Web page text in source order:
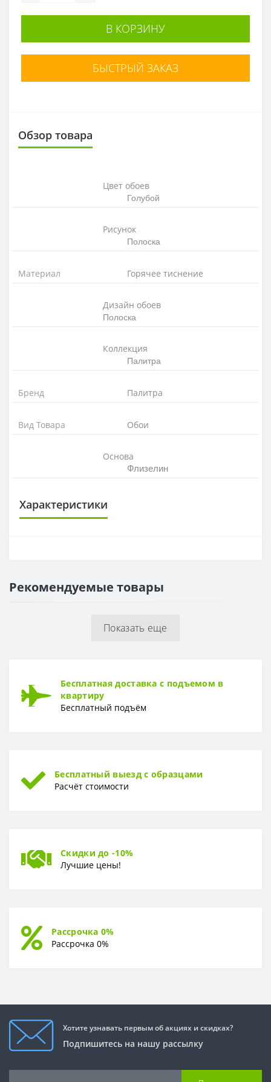
В КОРЗИНУ
БЫСТРЫЙ ЗАКАЗ
Обзор товара
Цвет обоев
Голубой
Рисунок
Полоска
Материал Горячее тиснение
Дизайн обоев
Полоска
Коллекция
Палитра
Бренд Палитра
Вид Товара Обои
Основа
Флизелин
Характеристики
РАППОРТ
Тип Горячее тиснение
Рекомендуемые товары
Показать еще
Бесплатная доставка с подъемом в
квартиру
Бесплатный подъём
Бесплатный выезд с образцами
Расчёт стоимости
Скидки до -10%
Лучшие цены!
Рассрочка 0%
Рассрочка 0%
Хотите узнавать первым об акциях и скидках?
Подпишитесь на нашу рассылку